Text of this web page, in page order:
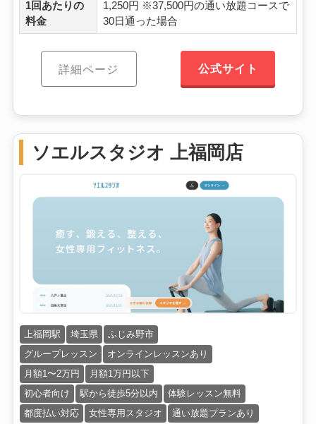
1回あたりの
料金
1,250円 ※37,500円の通い放題コースで
30日通った場合
詳細ページ 公式サイト
ソエルスタジオ 上福岡店
上福岡駅 埼玉県
ふじみ野市
グループレッスン
オンラインレッスンあり
月額1〜2万円
月額1万円以下
初心者向け
駅から徒歩5分以内
体験レッスン無料
都度払い対応
女性専用スタジオ 通い放題プランあり